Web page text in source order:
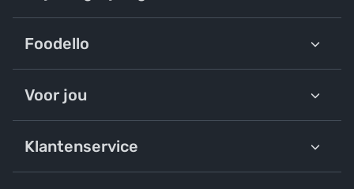
Foodello
Voor jou
Klantenservice